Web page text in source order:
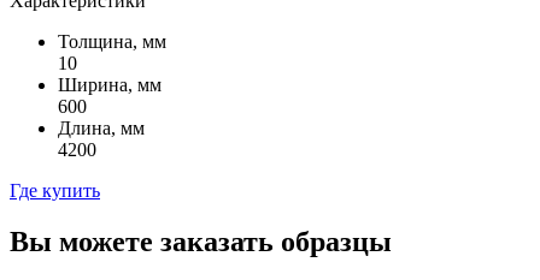
Толщина, мм
10
Ширина, мм
600
Длина, мм
4200
Где купить
Вы можете заказать образцы